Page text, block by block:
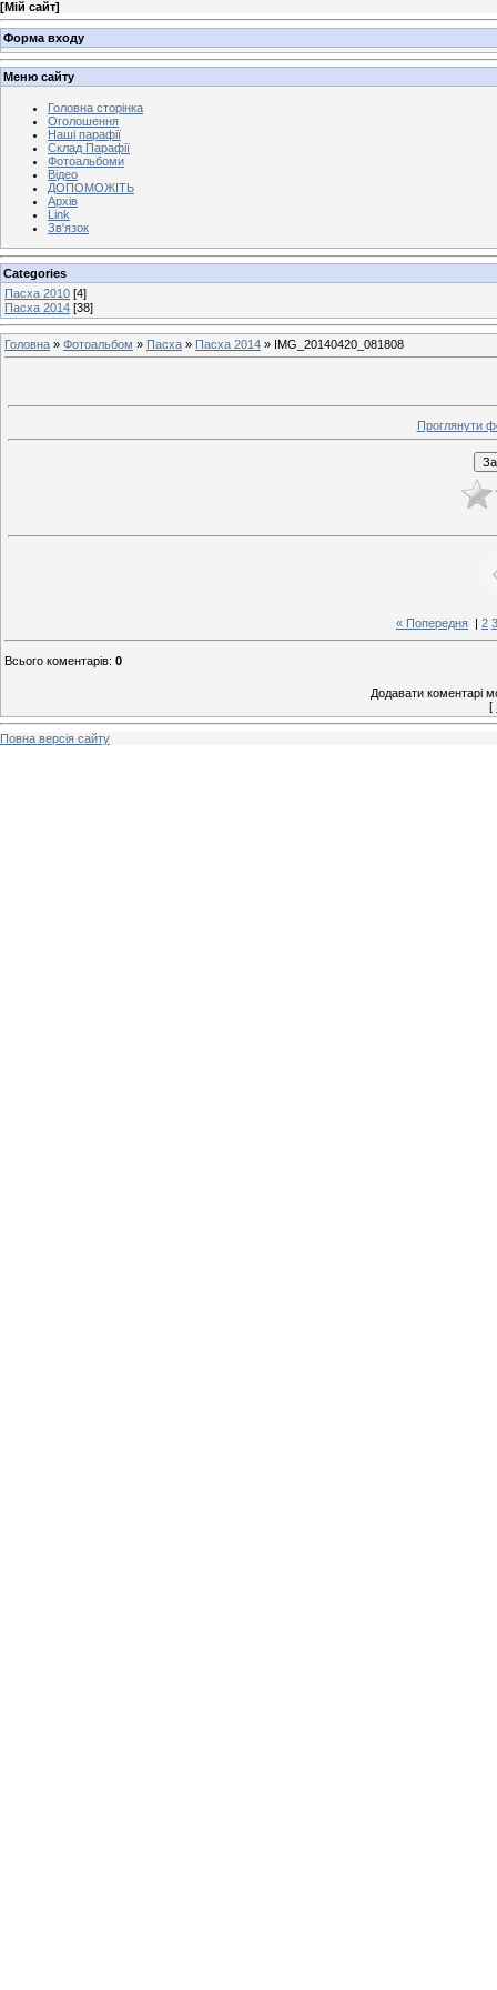
[Мій сайт]
Форма входу
Меню сайту
Головна сторінка
Оголошення
Наші парафії
Склад Парафії
Фотоальбоми
Відео
ДОПОМОЖІТЬ
Архів
Link
Зв'язок
Categories
Пасха 2010 [4]
Пасха 2014 [38]
Головна » Фотоальбом » Пасха » Пасха 2014 » IMG_20140420_081808
Проглянути
« Попередня 2 3
Всього коментарів: 0
Додавати коментарі
[
Повна версія сайту